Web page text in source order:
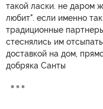
такой ласки. не даром
любит". если именно
традиционные
стеснялись им
доставкой на дом,
добряка Санты